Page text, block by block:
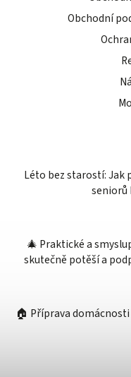
Obchodní
Léto bez starostí: Jak
seniorů
🎄 Praktické a
skutečně potěší a
🏠 Příprava